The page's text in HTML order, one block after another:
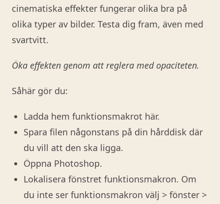
cinematiska effekter fungerar olika bra på
olika typer av bilder. Testa dig fram, även med
svartvitt.
Öka effekten genom att reglera med opaciteten.
Såhär gör du:
Ladda hem funktionsmakrot här.
Spara filen någonstans på din hårddisk där
du vill att den ska ligga.
Öppna Photoshop.
Lokalisera fönstret funktionsmakron. Om
du inte ser funktionsmakron välj > fönster >